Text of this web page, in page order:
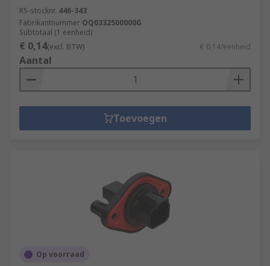
RS-stocknr. 446-343
Fabrikantnummer OQ0332500000G
Subtotaal (1 eenheid)
€ 0,14(excl. BTW) € 0,14/eenheid
Aantal
Toevoegen
Op voorraad